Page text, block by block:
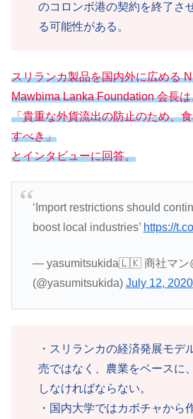
のコロンボ港の契約を終了さ
る可能性がある。
スリランカ製品を国内外に広める
Mawbima Lanka Foundation 会長は
「貴重な外貨流出の防止のため、
すべき」
とインタビューに回答。
‘Import restrictions should
boost local industries’ https://
— yasumitsukida🇱🇰 商社マン
(@yasumitsukida) July 12, 2020
・スリランカの経済発展モデ
売ではなく、農業をベースに
しなければならない。
・国内大学ではカボチャから